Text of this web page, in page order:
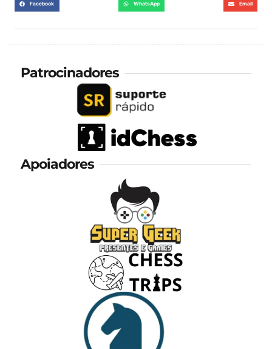
Facebook WhatsApp Email
Patrocinadores
Apoiadores